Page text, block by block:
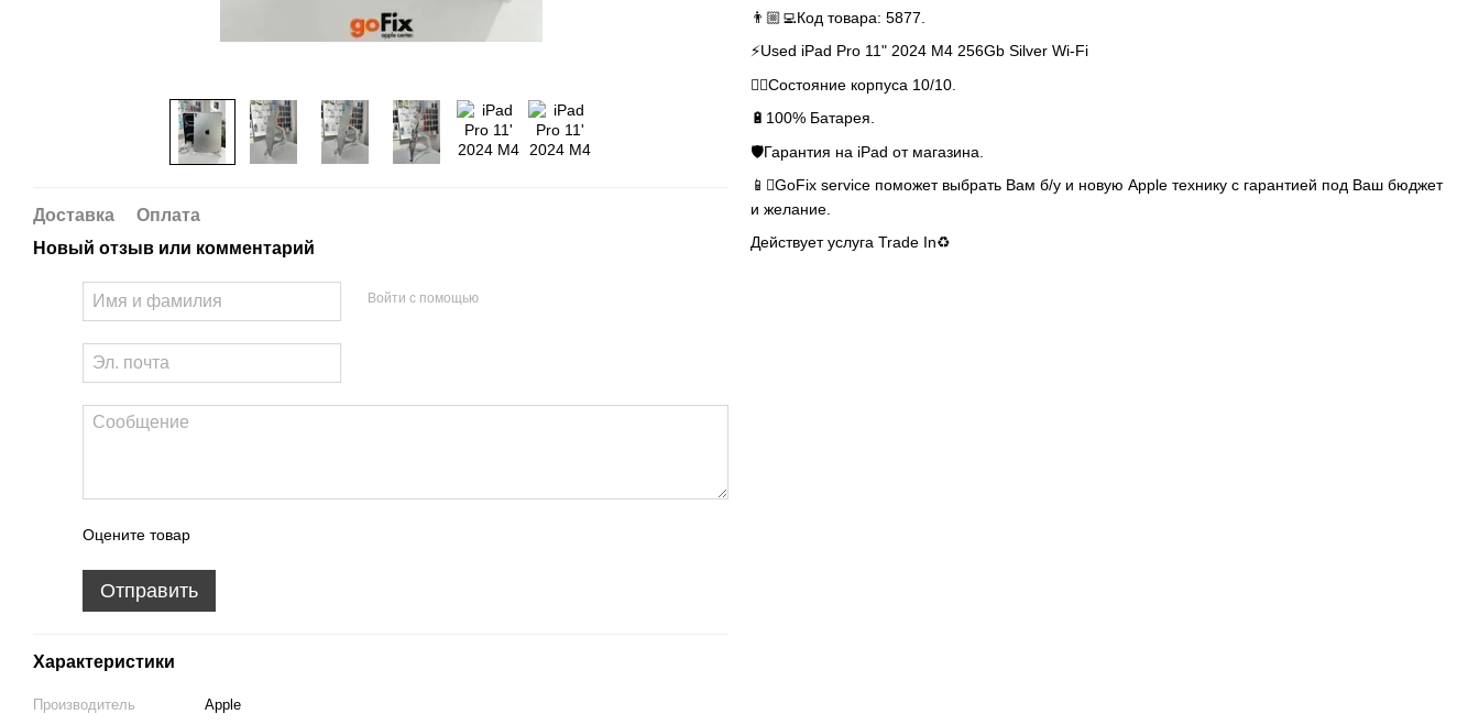
Доставка
Оплата
Новый отзыв или комментарий
Войти с помощью
Оцените товар
Отправить
Характеристики
Производитель
Apple
👨🏼‍💻Код товара: 5877.
⚡️Used iPad Pro 11" 2024 M4 256Gb Silver Wi-Fi
👌🏻Состояние корпуса 10/10.
🔋100% Батарея.
🛡Гарантия на iPad от магазина.
📱GoFix service поможет выбрать Вам б/у и новую Apple технику с гарантией под Ваш бюджет
и желание.
Действует услуга Trade In♻️